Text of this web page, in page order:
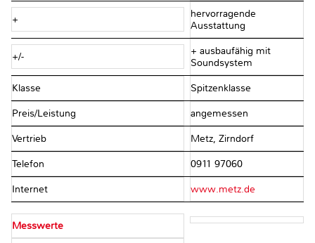
+
hervorragende
Ausstattung
+/-
+ ausbaufähig mit
Soundsystem
Klasse Spitzenklasse
Preis/Leistung angemessen
Vertrieb Metz, Zirndorf
Telefon 0911 97060
Internet www.metz.de
Messwerte